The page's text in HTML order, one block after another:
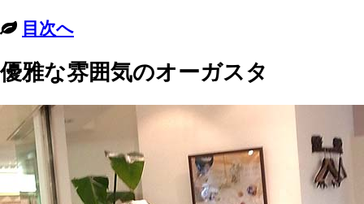
目次へ
優雅な雰囲気のオーガスタ